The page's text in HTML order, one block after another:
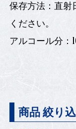
保存方法：直射
ください。
アルコール分：
商品 絞り